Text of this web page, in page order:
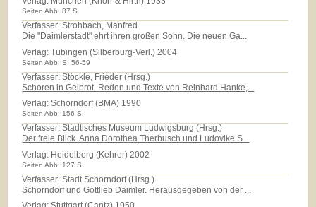
Seiten Abb: 87 S.
Verfasser: Strohbach, Manfred
Die "Daimlerstadt" ehrt ihren großen Sohn. Die neuen Ga...
Verlag:Tübingen (Silberburg-Verl.) 2004
Seiten Abb: S. 56-59
Verfasser: Stöckle, Frieder (Hrsg.)
Schoren in Gelbrot. Reden und Texte von Reinhard Hanke,...
Verlag:Schorndorf (BMA) 1990
Seiten Abb: 156 S.
Verfasser: Städtisches Museum Ludwigsburg (Hrsg.)
Der freie Blick. Anna Dorothea Therbusch und Ludovike S...
Verlag: Heidelberg (Kehrer) 2002
Seiten Abb: 127 S.
Verfasser: Stadt Schorndorf (Hrsg.)
Schorndorf und Gottlieb Daimler. Herausgegeben von der ...